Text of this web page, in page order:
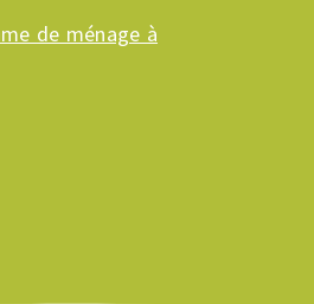
de ménage à